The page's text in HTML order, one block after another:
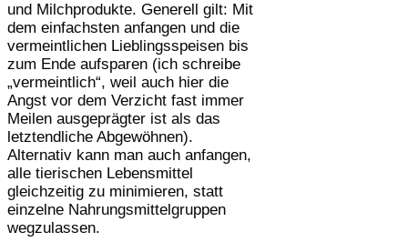
und Milchprodukte. Generell gilt: Mit
dem einfachsten anfangen und die
vermeintlichen Lieblingsspeisen bis
zum Ende aufsparen (ich schreibe
„vermeintlich“, weil auch hier die
Angst vor dem Verzicht fast immer
Meilen ausgeprägter ist als das
letztendliche Abgewöhnen).
Alternativ kann man auch anfangen,
alle tierischen Lebensmittel
gleichzeitig zu minimieren, statt
einzelne Nahrungsmittelgruppen
wegzulassen.